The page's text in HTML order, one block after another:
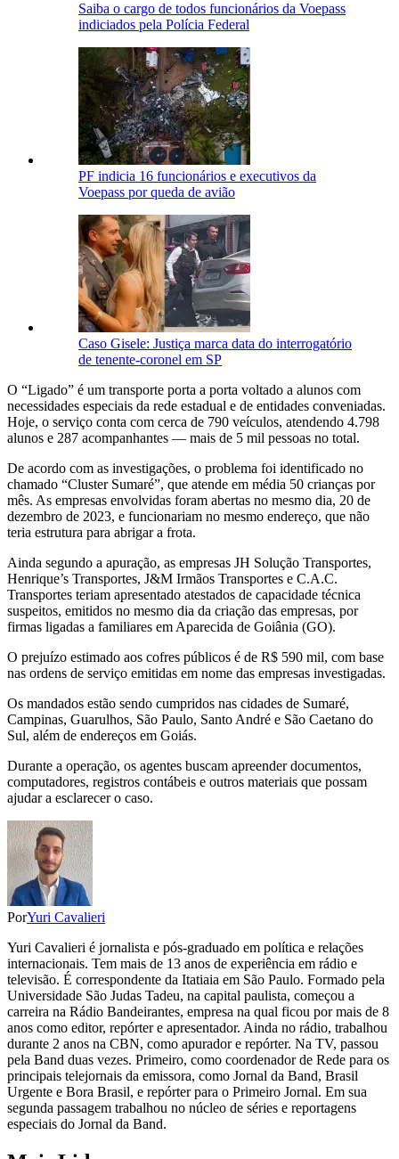
Saiba o cargo de todos funcionários da Voepass
indiciados pela Polícia Federal
PF indicia 16 funcionários e executivos da
Voepass por queda de avião
Caso Gisele: Justiça marca data do interrogatório
de tenente-coronel em SP
O “Ligado” é um transporte porta a porta voltado a alunos com
necessidades especiais da rede estadual e de entidades conveniadas.
Hoje, o serviço conta com cerca de 790 veículos, atendendo 4.798
alunos e 287 acompanhantes — mais de 5 mil pessoas no total.
De acordo com as investigações, o problema foi identificado no
chamado “Cluster Sumaré”, que atende em média 50 crianças por
mês. As empresas envolvidas foram abertas no mesmo dia, 20 de
dezembro de 2023, e funcionariam no mesmo endereço, que não
teria estrutura para abrigar a frota.
Ainda segundo a apuração, as empresas JH Solução Transportes,
Henrique’s Transportes, J&M Irmãos Transportes e C.A.C.
Transportes teriam apresentado atestados de capacidade técnica
suspeitos, emitidos no mesmo dia da criação das empresas, por
firmas ligadas a familiares em Aparecida de Goiânia (GO).
O prejuízo estimado aos cofres públicos é de R$ 590 mil, com base
nas ordens de serviço emitidas em nome das empresas investigadas.
Os mandados estão sendo cumpridos nas cidades de Sumaré,
Campinas, Guarulhos, São Paulo, Santo André e São Caetano do
Sul, além de endereços em Goiás.
Durante a operação, os agentes buscam apreender documentos,
computadores, registros contábeis e outros materiais que possam
ajudar a esclarecer o caso.
PorYuri Cavalieri
Yuri Cavalieri é jornalista e pós-graduado em política e relações
internacionais. Tem mais de 13 anos de experiência em rádio e
televisão. É correspondente da Itatiaia em São Paulo. Formado pela
Universidade São Judas Tadeu, na capital paulista, começou a
carreira na Rádio Bandeirantes, empresa na qual ficou por mais de 8
anos como editor, repórter e apresentador. Ainda no rádio, trabalhou
durante 2 anos na CBN, como apurador e repórter. Na TV, passou
pela Band duas vezes. Primeiro, como coordenador de Rede para os
principais telejornais da emissora, como Jornal da Band, Brasil
Urgente e Bora Brasil, e repórter para o Primeiro Jornal. Em sua
segunda passagem trabalhou no núcleo de séries e reportagens
especiais do Jornal da Band.